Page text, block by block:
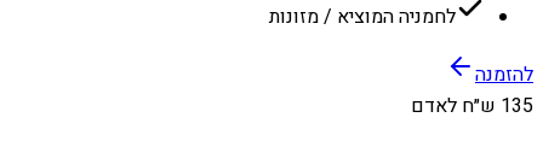
לחמניה המוציא / מזונות
להזמנה
135 ש״ח לאדם